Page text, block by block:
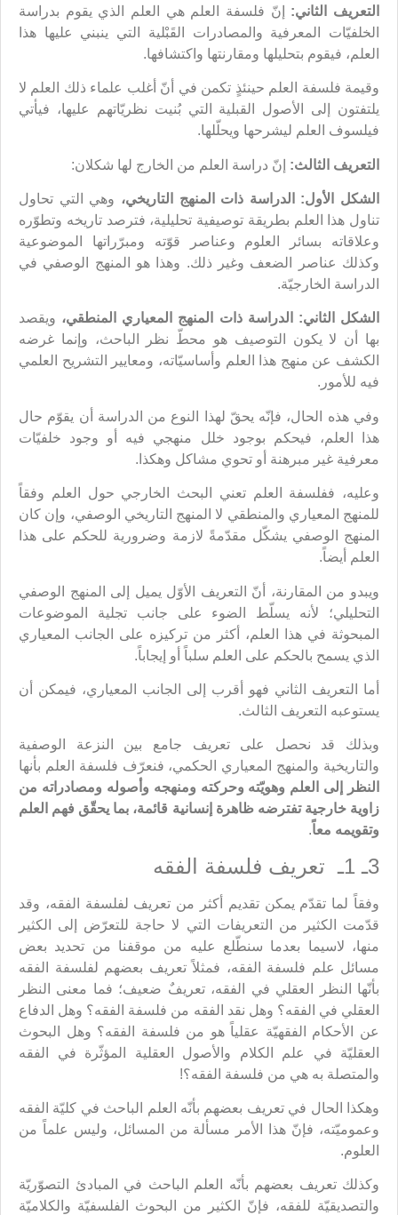
التعريف الثاني:
إنّ فلسفة العلم هي العلم الذي يقوم بدراسة
الخلفيّات المعرفية والمصادرات القَبْلية التي ينبني عليها هذا
العلم، فيقوم بتحليلها ومقارنتها واكتشافها.
وقيمة فلسفة العلم حينئذٍ تكمن في أنّ أغلب علماء ذلك العلم لا
يلتفتون إلى الأصول القبلية التي بُنيت نظريّاتهم عليها، فيأتي
فيلسوف العلم ليشرحها ويحلّلها.
التعريف الثالث: إنّ دراسة العلم من الخارج لها شكلان:
الشكل الأول: الدراسة ذات المنهج التاريخي، وهي التي تحاول
تناول هذا العلم بطريقة توصيفية تحليلية، فترصد تاريخه وتطوّره
وعلاقاته بسائر العلوم وعناصر قوّته ومبرّراتها الموضوعية
وكذلك عناصر الضعف وغير ذلك. وهذا هو المنهج الوصفي في
الدراسة الخارجيّة.
الشكل الثاني: الدراسة ذات المنهج المعياري المنطقي، ويقصد
بها أن لا يكون التوصيف هو محطّ نظر الباحث، وإنما غرضه
الكشف عن منهج هذا العلم وأساسيّاته، ومعايير التشريح العلمي
فيه للأمور.
وفي هذه الحال، فإنّه يحقّ لهذا النوع من الدراسة أن يقوّم حال
هذا العلم، فيحكم بوجود خلل منهجي فيه أو وجود خلفيّات
معرفية غير مبرهنة أو تحوي مشاكل وهكذا.
وعليه، ففلسفة العلم تعني البحث الخارجي حول العلم وفقاً
للمنهج المعياري والمنطقي لا المنهج التاريخي الوصفي، وإن كان
المنهج الوصفي يشكّل مقدّمةً لازمة وضرورية للحكم على هذا
العلم أيضاً.
ويبدو من المقارنة، أنّ التعريف الأوّل يميل إلى المنهج الوصفي
التحليلي؛ لأنه يسلّط الضوء على جانب تجلية الموضوعات
المبحوثة في هذا العلم، أكثر من تركيزه على الجانب المعياري
الذي يسمح بالحكم على العلم سلباً أو إيجاباً.
أما التعريف الثاني فهو أقرب إلى الجانب المعياري، فيمكن أن
يستوعبه التعريف الثالث.
وبذلك قد نحصل على تعريف جامع بين النزعة الوصفية
والتاريخية والمنهج المعياري الحكمي، فنعرّف فلسفة العلم بأنها
النظر إلى العلم وهويّته وحركته ومنهجه وأصوله ومصادراته من
زاوية خارجية تفترضه ظاهرة إنسانية قائمة، بما يحقّق فهم العلم
وتقويمه معاً.
3ـ 1ـ تعريف فلسفة الفقه
وفقاً لما تقدّم يمكن تقديم أكثر من تعريف لفلسفة الفقه، وقد
قدّمت الكثير من التعريفات التي لا حاجة للتعرّض إلى الكثير
منها، لاسيما بعدما سنطّلع عليه من موقفنا من تحديد بعض
مسائل علم فلسفة الفقه، فمثلاً تعريف بعضهم لفلسفة الفقه
بأنّها النظر العقلي في الفقه، تعريفٌ ضعيف؛ فما معنى النظر
العقلي في الفقه؟ وهل نقد الفقه من فلسفة الفقه؟ وهل الدفاع
عن الأحكام الفقهيّة عقلياً هو من فلسفة الفقه؟ وهل البحوث
العقليّة في علم الكلام والأصول العقلية المؤثّرة في الفقه
والمتصلة به هي من فلسفة الفقه؟!
وهكذا الحال في تعريف بعضهم بأنّه العلم الباحث في كليّة الفقه
وعموميّته، فإنّ هذا الأمر مسألة من المسائل، وليس علماً من
العلوم.
وكذلك تعريف بعضهم بأنّه العلم الباحث في المبادئ التصوّريّة
والتصديقيّة للفقه، فإنّ الكثير من البحوث الفلسفيّة والكلاميّة